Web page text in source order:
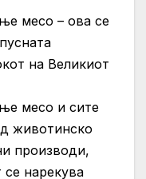
месо – ова се
на Великиот
месо и сите
животинско
производи,
се нарекува